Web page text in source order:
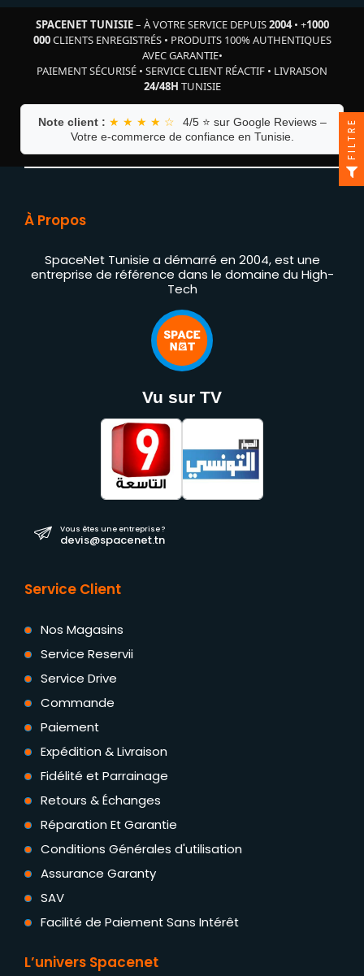
SPACENET TUNISIE– À VOTRE SERVICE DEPUIS2004• +1000
000CLIENTS ENREGISTRÉS• PRODUITS 100% AUTHENTIQUES
AVEC GARANTIE•
PAIEMENT SÉCURISÉ • SERVICE CLIENT RÉACTIF • LIVRAISON
24/48H TUNISIE
Note client : ★ ★ ★ ★ ☆
4/5 ⭐ sur Google Reviews –
Votre e-commerce de confiance en Tunisie.
À Propos
SpaceNet Tunisie a démarré en 2004, est une
entreprise de référence dans le domaine du High-
Tech
Vu sur TV
Vous êtes une entreprise ?
devis@spacenet.tn
Service Client
Nos Magasins
Service Reservii
Service Drive
Commande
Paiement
Expédition & Livraison
Fidélité et Parrainage
Retours & Échanges
Réparation Et Garantie
Conditions Générales d'utilisation
Assurance Garanty
SAV
Facilité de Paiement Sans Intérêt
L’univers Spacenet
FILTRE